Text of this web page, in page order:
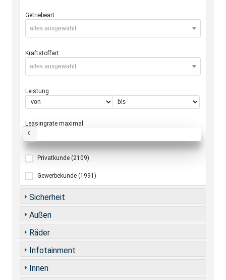
Getriebeart
alles ausgewählt
Kraftstoffart
alles ausgewählt
Leistung
Leasingrate maximal
0
Privatkunde (2109)
Gewerbekunde (1991)
Sicherheit
Außen
Räder
Infotainment
Innen